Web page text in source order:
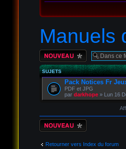
Manuels
Écrire un nouveau
sujet
SUJETS
Pack Notices Fr
PDF et JPG
par darkhope» Lun 16
Écrire un nouveau
sujet
Retourner vers Index du forum